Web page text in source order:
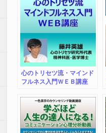
心のトリセツ流・マインド
フルネス入門ＷＥＢ講座